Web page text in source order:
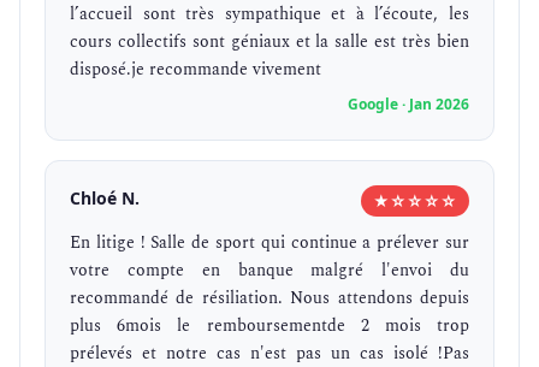
l’accueil sont très sympathique et à l’écoute, les
cours collectifs sont géniaux et la salle est très bien
disposé.je recommande vivement
Google · Jan 2026
Chloé N. ★☆☆☆☆
En litige ! Salle de sport qui continue a prélever sur
votre compte en banque malgré l'envoi du
recommandé de résiliation. Nous attendons depuis
plus 6mois le remboursementde 2 mois trop
prélevés et notre cas n'est pas un cas isolé !Pas